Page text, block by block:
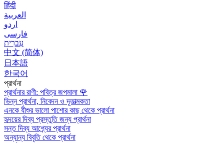
हिंदी
العربية
اردو
فارسی
עִברִית
中文 (简体)
日本語
한국어
প্রার্থনা
প্রার্থনার রাণী: পবিত্র জপমালা 🌹
ভিন্ন প্রার্থনা, নিবেদন ও দূতাত্মকতা
এনকে যীশুর ভালো পাশোর কাছ থেকে প্রার্থনা
হৃদয়ের দিব্য প্রস্তুতি জন্য প্রার্থনা
সন্ত দিব্য আশ্র্যের প্রার্থনা
অন্যান্য বিবৃতি থেকে প্রার্থনা